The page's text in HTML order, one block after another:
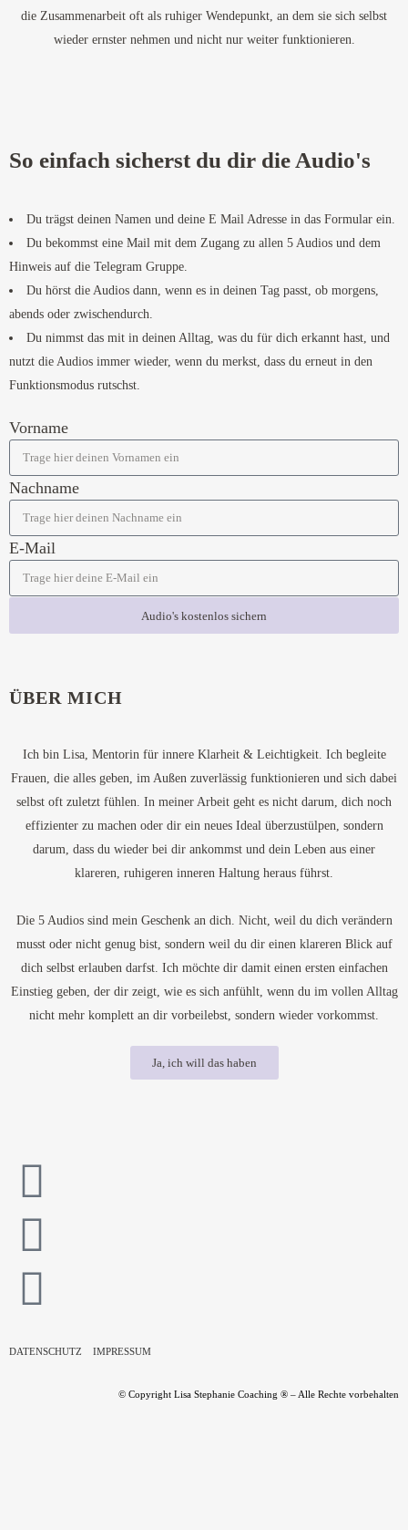
die Zusammenarbeit oft als ruhiger Wendepunkt, an dem sie sich selbst
wieder ernster nehmen und nicht nur weiter funktionieren.
So einfach sicherst du dir die Audio's
Du trägst deinen Namen und deine E Mail Adresse in das Formular ein.
Du bekommst eine Mail mit dem Zugang zu allen 5 Audios und dem
Hinweis auf die Telegram Gruppe.
Du hörst die Audios dann, wenn es in deinen Tag passt, ob morgens,
abends oder zwischendurch.
Du nimmst das mit in deinen Alltag, was du für dich erkannt hast, und
nutzt die Audios immer wieder, wenn du merkst, dass du erneut in den
Funktionsmodus rutschst.
Vorname
Nachname
E-Mail
Audio's kostenlos sichern
ÜBER MICH
Ich bin Lisa, Mentorin für innere Klarheit & Leichtigkeit. Ich begleite
Frauen, die alles geben, im Außen zuverlässig funktionieren und sich dabei
selbst oft zuletzt fühlen. In meiner Arbeit geht es nicht darum, dich noch
effizienter zu machen oder dir ein neues Ideal überzustülpen, sondern
darum, dass du wieder bei dir ankommst und dein Leben aus einer
klareren, ruhigeren inneren Haltung heraus führst.
Die 5 Audios sind mein Geschenk an dich. Nicht, weil du dich verändern
musst oder nicht genug bist, sondern weil du dir einen klareren Blick auf
dich selbst erlauben darfst. Ich möchte dir damit einen ersten einfachen
Einstieg geben, der dir zeigt, wie es sich anfühlt, wenn du im vollen Alltag
nicht mehr komplett an dir vorbeilebst, sondern wieder vorkommst.
Ja, ich will das haben
DATENSCHUTZ IMPRESSUM
© Copyright Lisa Stephanie Coaching ® – Alle Rechte vorbehalten